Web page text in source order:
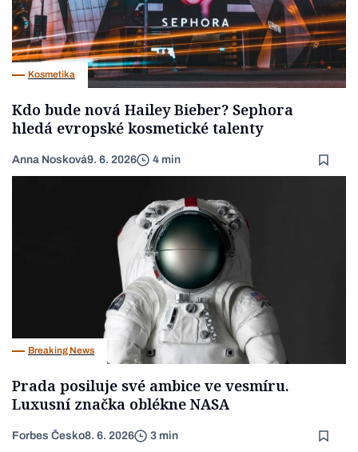
Kosmetika
Kdo bude nová Hailey Bieber? Sephora
hledá evropské kosmetické talenty
Anna Nosková9. 6. 2026 4 min
Breaking News
Prada posiluje své ambice ve vesmíru.
Luxusní značka oblékne NASA
Forbes Česko8. 6. 2026 3 min